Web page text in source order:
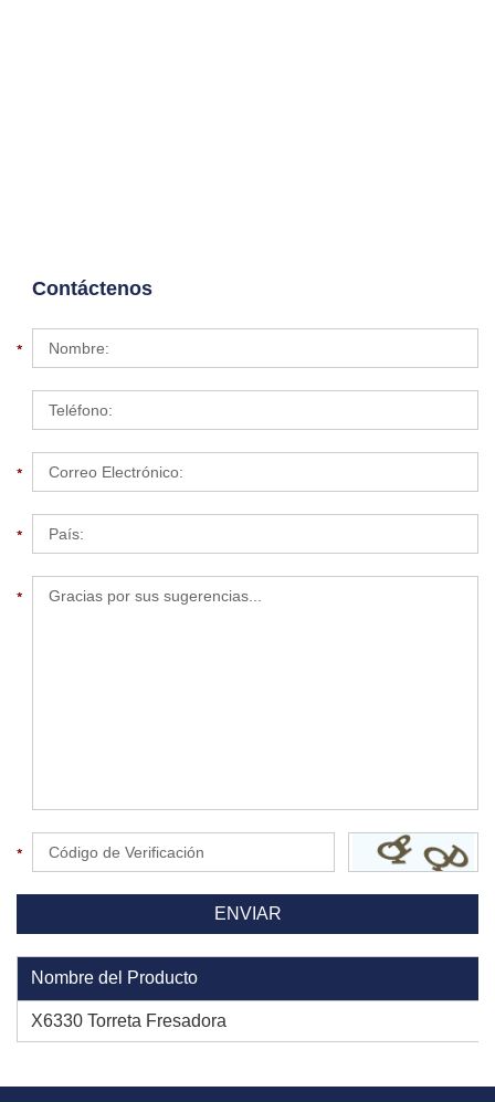
Contáctenos
Nombre del Producto
X6330 Torreta Fresadora